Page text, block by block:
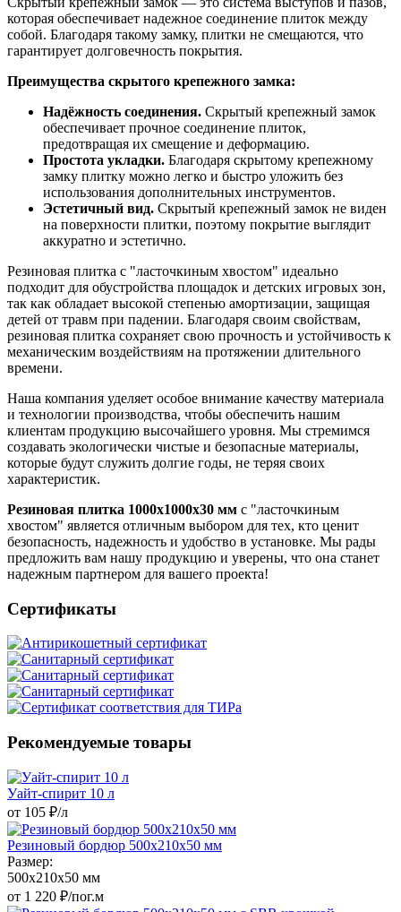
которая обеспечивает надежное соединение плиток между
собой. Благодаря такому замку, плитки не смещаются, что
гарантирует долговечность покрытия.
Преимущества скрытого крепежного замка:
Надёжность соединения. Скрытый крепежный замок
обеспечивает прочное соединение плиток,
предотвращая их смещение и деформацию.
Простота укладки. Благодаря скрытому крепежному
замку плитку можно легко и быстро уложить без
использования дополнительных инструментов.
Эстетичный вид. Скрытый крепежный замок не виден
на поверхности плитки, поэтому покрытие выглядит
аккуратно и эстетично.
Резиновая плитка с "ласточкиным хвостом" идеально
подходит для обустройства площадок и детских игровых зон,
так как обладает высокой степенью амортизации, защищая
детей от травм при падении. Благодаря своим свойствам,
резиновая плитка сохраняет свою прочность и устойчивость к
механическим воздействиям на протяжении длительного
времени.
Наша компания уделяет особое внимание качеству материала
и технологии производства, чтобы обеспечить нашим
клиентам продукцию высочайшего уровня. Мы стремимся
создавать экологически чистые и безопасные материалы,
которые будут служить долгие годы, не теряя своих
характеристик.
Резиновая плитка 1000x1000x30 мм с "ласточкиным
хвостом" является отличным выбором для тех, кто ценит
безопасность, надежность и удобство в установке. Мы рады
предложить вам нашу продукцию и уверены, что она станет
надежным партнером для вашего проекта!
Сертификаты
Рекомендуемые товары
Уайт-спирит 10 л
от 105 ₽/л
Резиновый бордюр 500х210x50 мм
Размер:
500x210x50 мм
от 1 220 ₽/пог.м